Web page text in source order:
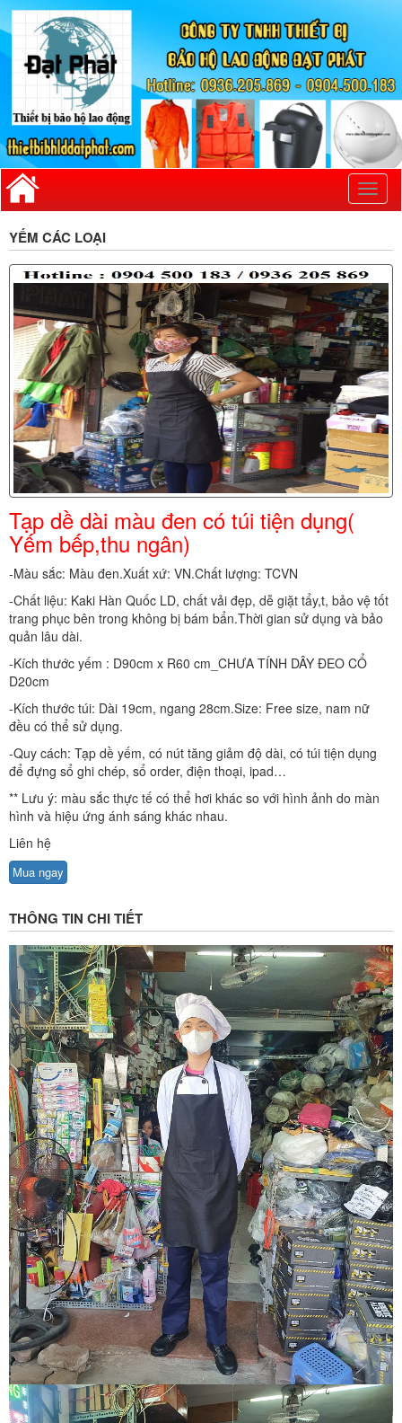
YẾM CÁC LOẠI
Tạp dề dài màu đen có túi tiện dụng(
Yếm bếp,thu ngân)
-Màu sắc: Màu đen.Xuất xứ: VN.Chất lượng: TCVN
-Chất liệu: Kaki Hàn Quốc LD, chất vải đẹp, dễ giặt tẩy,t, bảo vệ tốt
trang phục bên trong không bị bám bẩn.Thời gian sử dụng và bảo
quản lâu dài.
-Kích thước yếm : D90cm x R60 cm_CHƯA TÍNH DÂY ĐEO CỔ
D20cm
-Kích thước túi: Dài 19cm, ngang 28cm.Size: Free size, nam nữ
đều có thể sử dụng.
-Quy cách: Tạp dề yếm, có nút tăng giảm độ dài, có túi tiện dụng
để đựng sổ ghi chép, sổ order, điện thoại, ipad…
** Lưu ý: màu sắc thực tế có thể hơi khác so với hình ảnh do màn
hình và hiệu ứng ánh sáng khác nhau.
Liên hệ
Mua ngay
THÔNG TIN CHI TIẾT